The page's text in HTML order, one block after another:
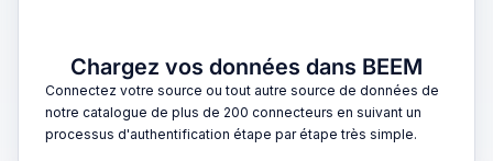
Chargez vos données dans BEEM
Connectez votre source ou tout autre source de données de
notre catalogue de plus de 200 connecteurs en suivant un
processus d'authentification étape par étape très simple.